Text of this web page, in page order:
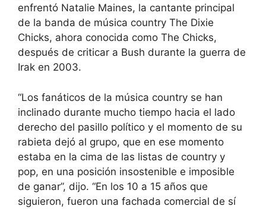
enfrentó Natalie Maines, la cantante principal
de la banda de música country The Dixie
Chicks, ahora conocida como The Chicks,
después de criticar a Bush durante la guerra de
Irak en 2003.
“Los fanáticos de la música country se han
inclinado durante mucho tiempo hacia el lado
derecho del pasillo político y el momento de su
rabieta dejó al grupo, que en ese momento
estaba en la cima de las listas de country y
pop, en una posición insostenible e imposible
de ganar”, dijo. “En los 10 a 15 años que
siguieron, fueron una fachada comercial de sí